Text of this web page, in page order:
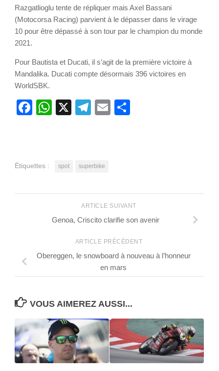
Razgatlioglu tente de répliquer mais Axel Bassani
(Motocorsa Racing) parvient à le dépasser dans le virage
10 pour être dépassé à son tour par le champion du monde
2021.
Pour Bautista et Ducati, il s’agit de la première victoire à
Mandalika. Ducati compte désormais 396 victoires en
WorldSBK.
Facebook
WhatsApp
X Telegram
Email
Étiquettes : spot superbike
ARTICLE SUIVANT
Genoa, Criscito clarifie son avenir
ARTICLE PRÉCÉDENT
Obereggen, le snowboard à nouveau à l’honneur
en mars
VOUS AIMEREZ AUSSI...